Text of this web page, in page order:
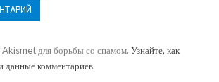
Akismet для борьбы со спамом. Узнайте, как
данные комментариев.